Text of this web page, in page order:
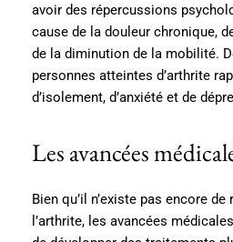
avoir des répercussions
cause de la douleur chronique,
de la diminution de la mobilité.
personnes atteintes d’arthrite
d’isolement, d’anxiété et de
Les avancées
Bien qu’il n’existe pas encore
l’arthrite, les avancées